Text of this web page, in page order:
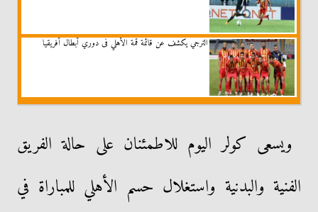
الترجي يكشف عن قائمة قمة الأهلي فى دوري أبطال أفريقيا
ويسعى كولر اليوم للاطمئنان على حالة الفريق
الفنية والبدنية واستغلال حسم الأهلي للمباراة في